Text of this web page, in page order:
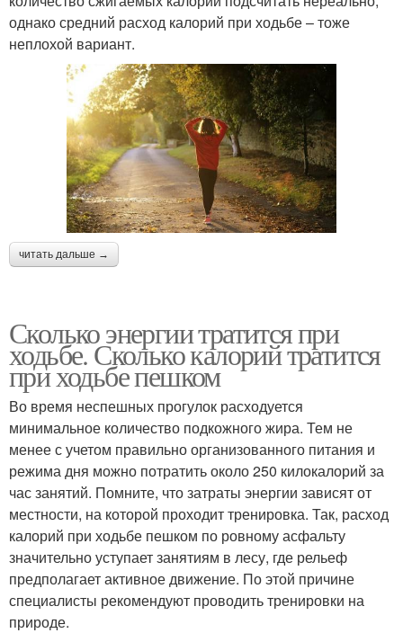
однако средний расход калорий при ходьбе – тоже
неплохой вариант.
читать дальше →
Сколько энергии тратится при
ходьбе. Сколько калорий тратится
при ходьбе пешком
Во время неспешных прогулок расходуется
минимальное количество подкожного жира. Тем не
менее с учетом правильно организованного питания и
режима дня можно потратить около 250 килокалорий за
час занятий. Помните, что затраты энергии зависят от
местности, на которой проходит тренировка. Так, расход
калорий при ходьбе пешком по ровному асфальту
значительно уступает занятиям в лесу, где рельеф
предполагает активное движение. По этой причине
специалисты рекомендуют проводить тренировки на
природе.